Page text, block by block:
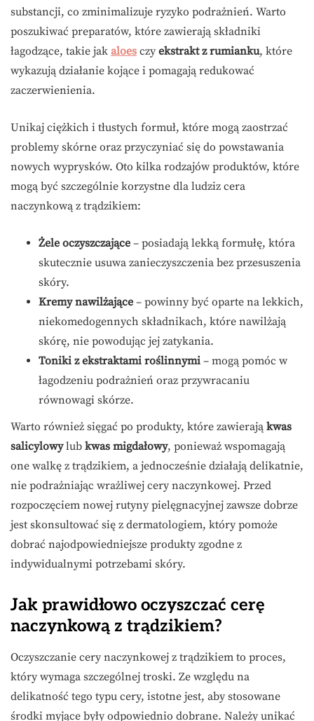
substancji, co zminimalizuje ryzyko podrażnień. Warto
poszukiwać preparatów, które zawierają składniki
łagodzące, takie jak aloes czy ekstrakt z rumianku, które
wykazują działanie kojące i pomagają redukować
zaczerwienienia.
Unikaj ciężkich i tłustych formuł, które mogą zaostrzać
problemy skórne oraz przyczyniać się do powstawania
nowych wyprysków. Oto kilka rodzajów produktów, które
mogą być szczególnie korzystne dla ludziz cera
naczynkową z trądzikiem:
Żele oczyszczające – posiadają lekką formułę, która
skutecznie usuwa zanieczyszczenia bez przesuszenia
skóry.
Kremy nawilżające – powinny być oparte na lekkich,
niekomedogennych składnikach, które nawilżają
skórę, nie powodując jej zatykania.
Toniki z ekstraktami roślinnymi – mogą pomóc w
łagodzeniu podrażnień oraz przywracaniu
równowagi skórze.
Warto również sięgać po produkty, które zawierają kwas
salicylowylub kwas migdałowy, ponieważ wspomagają
one walkę z trądzikiem, a jednocześnie działają delikatnie,
nie podrażniając wrażliwej cery naczynkowej. Przed
rozpoczęciem nowej rutyny pielęgnacyjnej zawsze dobrze
jest skonsultować się z dermatologiem, który pomoże
dobrać najodpowiedniejsze produkty zgodne z
indywidualnymi potrzebami skóry.
Jak prawidłowo oczyszczać cerę
naczynkową z trądzikiem?
Oczyszczanie cery naczynkowej z trądzikiem to proces,
który wymaga szczególnej troski. Ze względu na
delikatność tego typu cery, istotne jest, aby stosowane
środki myjące były odpowiednio dobrane. Należy unikać